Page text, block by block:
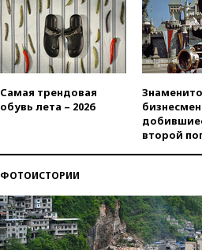
Самая трендовая
обувь лета – 2026
второй
ФОТОИСТОРИИ